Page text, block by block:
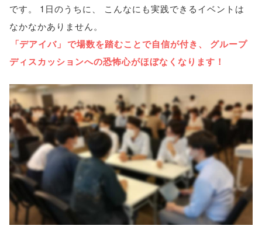
です。 1日のうちに
こんなにも実践できるイベントは
なかなかありません。
「デアイバ 」 で場数を踏むことで自信が付き、
グループ
ディスカッションへの恐怖心がほぼなくなります！